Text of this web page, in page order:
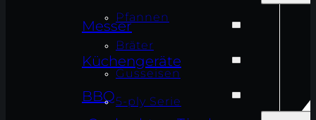
Messer
Küchengeräte
BBQ
Pfannen
Bräter
Gusseisen
5-ply Serie